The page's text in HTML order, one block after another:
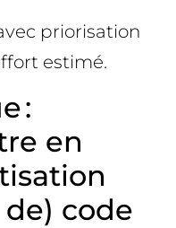
priorisation
estimé.
:
en
de) code